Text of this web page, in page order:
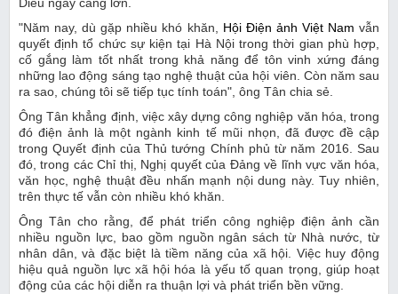
Diều ngày càng lớn.
"Năm nay, dù gặp nhiều khó khăn, Hội Điện ảnh Việt Nam vẫn
quyết định tổ chức sự kiện tại Hà Nội trong thời gian phù hợp,
cố gắng làm tốt nhất trong khả năng để tôn vinh xứng đáng
những lao động sáng tạo nghệ thuật của hội viên. Còn năm sau
ra sao, chúng tôi sẽ tiếp tục tính toán", ông Tân chia sẻ.
Ông Tân khẳng định, việc xây dựng công nghiệp văn hóa, trong
đó điện ảnh là một ngành kinh tế mũi nhọn, đã được đề cập
trong Quyết định của Thủ tướng Chính phủ từ năm 2016. Sau
đó, trong các Chỉ thị, Nghị quyết của Đảng về lĩnh vực văn hóa,
văn học, nghệ thuật đều nhấn mạnh nội dung này. Tuy nhiên,
trên thực tế vẫn còn nhiều khó khăn.
Ông Tân cho rằng, để phát triển công nghiệp điện ảnh cần
nhiều nguồn lực, bao gồm nguồn ngân sách từ Nhà nước, từ
nhân dân, và đặc biệt là tiềm năng của xã hội. Việc huy động
hiệu quả nguồn lực xã hội hóa là yếu tố quan trọng, giúp hoạt
động của các hội diễn ra thuận lợi và phát triển bền vững.